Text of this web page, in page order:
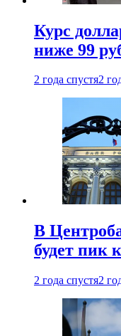
Курс
ниже 99
2 года спустя2
В
будет пик
2 года спустя2